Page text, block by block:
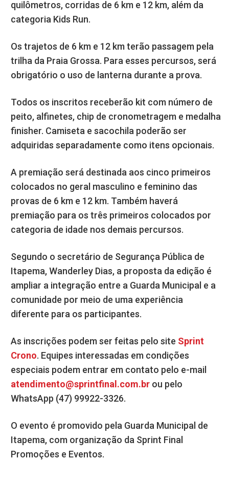
quilômetros, corridas de 6 km e 12 km, além da
categoria Kids Run.
Os trajetos de 6 km e 12 km terão passagem pela
trilha da Praia Grossa. Para esses percursos, será
obrigatório o uso de lanterna durante a prova.
Todos os inscritos receberão kit com número de
peito, alfinetes, chip de cronometragem e medalha
finisher. Camiseta e sacochila poderão ser
adquiridas separadamente como itens opcionais.
A premiação será destinada aos cinco primeiros
colocados no geral masculino e feminino das
provas de 6 km e 12 km. Também haverá
premiação para os três primeiros colocados por
categoria de idade nos demais percursos.
Segundo o secretário de Segurança Pública de
Itapema, Wanderley Dias, a proposta da edição é
ampliar a integração entre a Guarda Municipal e a
comunidade por meio de uma experiência
diferente para os participantes.
As inscrições podem ser feitas pelo site Sprint
Crono. Equipes interessadas em condições
especiais podem entrar em contato pelo e-mail
atendimento@sprintfinal.com.br ou pelo
WhatsApp (47) 99922-3326.
O evento é promovido pela Guarda Municipal de
Itapema, com organização da Sprint Final
Promoções e Eventos.